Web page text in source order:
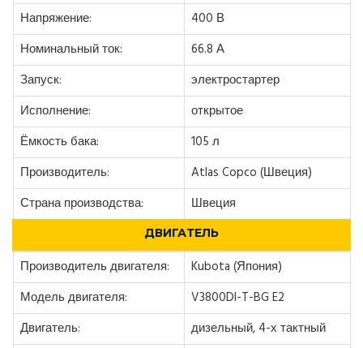
Напряжение:
400 В
Номинальный ток:
66.8 А
Запуск:
электростартер
Исполнение:
открытое
Ёмкость бака:
105 л
Производитель:
Atlas Copco (Швеция)
Страна производства:
Швеция
ДВИГАТЕЛЬ
Производитель двигателя:
Kubota (Япония)
Модель двигателя:
V3800DI-T-BG E2
Двигатель:
дизельный, 4-х тактный